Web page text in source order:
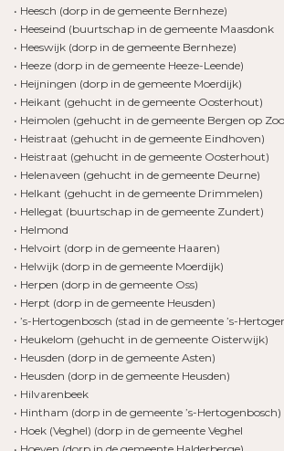
• Heesch (dorp in de gemeente Bernheze)
• Heeseind (buurtschap in de gemeente Maasdonk
• Heeswijk (dorp in de gemeente Bernheze)
• Heeze (dorp in de gemeente Heeze-Leende)
• Heijningen (dorp in de gemeente Moerdijk)
• Heikant (gehucht in de gemeente Oosterhout)
• Heimolen (gehucht in de gemeente Bergen op
• Heistraat (gehucht in de gemeente Eindhoven)
• Heistraat (gehucht in de gemeente Oosterhout)
• Helenaveen (gehucht in de gemeente Deurne)
• Helkant (gehucht in de gemeente Drimmelen)
• Hellegat (buurtschap in de gemeente Zundert)
• Helmond
• Helvoirt (dorp in de gemeente Haaren)
• Helwijk (dorp in de gemeente Moerdijk)
• Herpen (dorp in de gemeente Oss)
• Herpt (dorp in de gemeente Heusden)
• ’s-Hertogenbosch (stad in de gemeente ’s-
• Heukelom (gehucht in de gemeente Oisterwijk)
• Heusden (dorp in de gemeente Asten)
• Heusden (dorp in de gemeente Heusden)
• Hilvarenbeek
• Hintham (dorp in de gemeente ’s-Hertogenbosch)
• Hoek (Veghel) (dorp in de gemeente Veghel